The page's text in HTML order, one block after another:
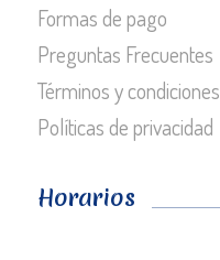
Formas de pago
Preguntas Frecuentes
Términos y condiciones
Políticas de privacidad
Horarios